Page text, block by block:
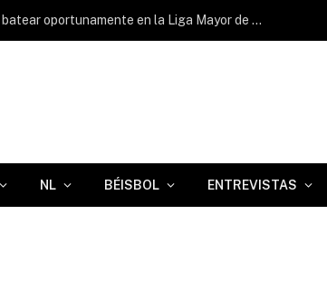
Geisel Cepeda volvió a batear oportunamente en la Liga Mayor de Venezuela
NL BÉISBOL ENTREVISTAS